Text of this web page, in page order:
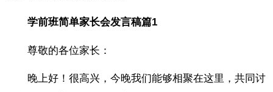
学前班简单家长会发言稿篇1
尊敬的各位家长：
晚上好！很高兴，今晚我们能够相聚在这里，共同讨